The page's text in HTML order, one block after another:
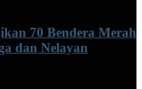
70 Bendera Merah
dan Nelayan